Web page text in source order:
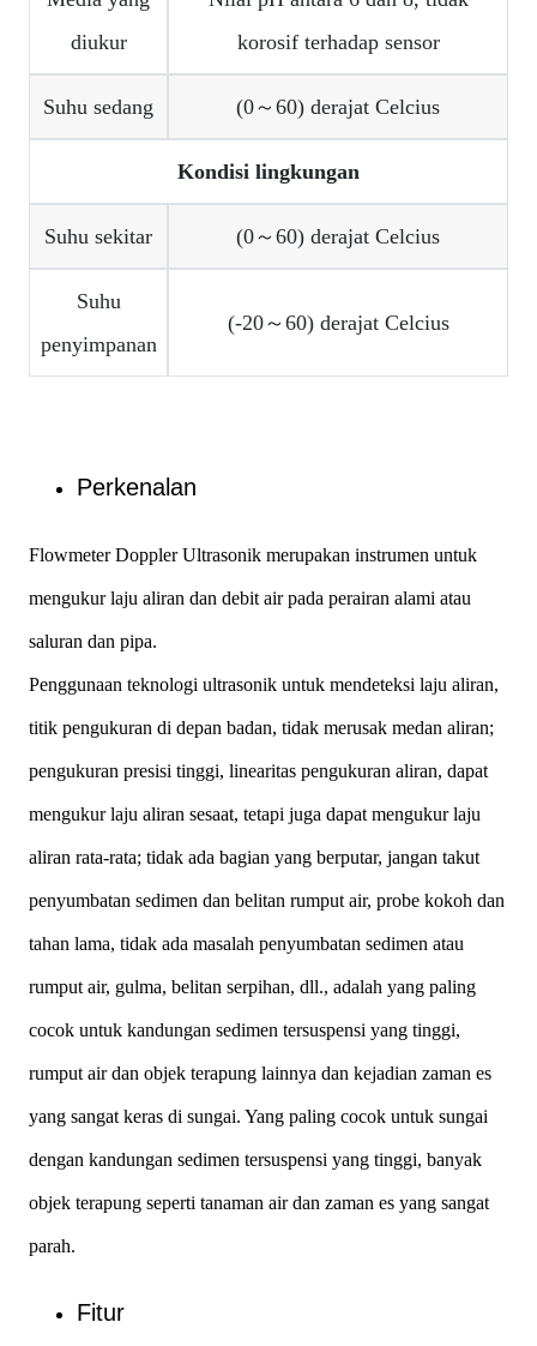
diukur
korosif terhadap sensor
Suhu sedang (0～60) derajat Celcius
Kondisi lingkungan
Suhu sekitar (0～60) derajat Celcius
Suhu
penyimpanan
(-20～60) derajat Celcius
Perkenalan
Flowmeter Doppler Ultrasonik merupakan instrumen untuk
mengukur laju aliran dan debit air pada perairan alami atau
saluran dan pipa.
Penggunaan teknologi ultrasonik untuk mendeteksi laju aliran,
titik pengukuran di depan badan, tidak merusak medan aliran;
pengukuran presisi tinggi, linearitas pengukuran aliran, dapat
mengukur laju aliran sesaat, tetapi juga dapat mengukur laju
aliran rata-rata; tidak ada bagian yang berputar, jangan takut
penyumbatan sedimen dan belitan rumput air, probe kokoh dan
tahan lama, tidak ada masalah penyumbatan sedimen atau
rumput air, gulma, belitan serpihan, dll., adalah yang paling
cocok untuk kandungan sedimen tersuspensi yang tinggi,
rumput air dan objek terapung lainnya dan kejadian zaman es
yang sangat keras di sungai. Yang paling cocok untuk sungai
dengan kandungan sedimen tersuspensi yang tinggi, banyak
objek terapung seperti tanaman air dan zaman es yang sangat
parah.
Fitur